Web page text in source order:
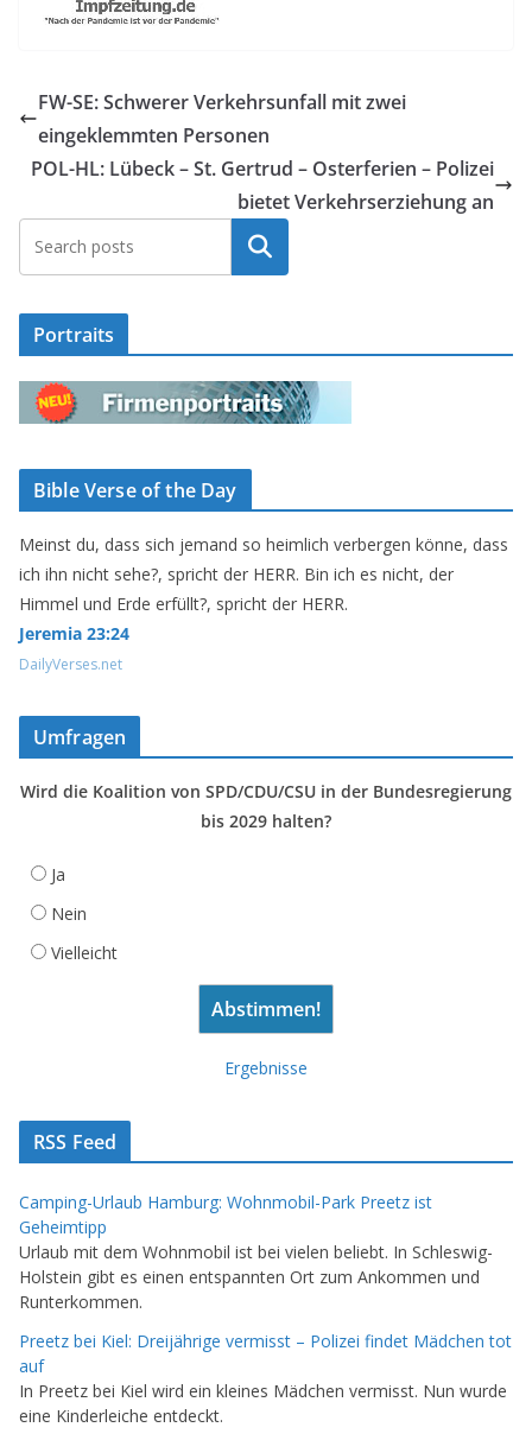
FW-SE: Schwerer Verkehrsunfall mit zwei
eingeklemmten Personen
POL-HL: Lübeck – St. Gertrud – Osterferien – Polizei
bietet Verkehrserziehung an
Suchen
Portraits
Bible Verse of the Day
Meinst du, dass sich jemand so heimlich verbergen könne, dass
ich ihn nicht sehe?, spricht der HERR. Bin ich es nicht, der
Himmel und Erde erfüllt?, spricht der HERR.
Jeremia 23:24
DailyVerses.net
Umfragen
Wird die Koalition von SPD/CDU/CSU in der Bundesregierung
bis 2029 halten?
Ja
Nein
Vielleicht
Ergebnisse
RSS Feed
Camping-Urlaub Hamburg: Wohnmobil-Park Preetz ist
Geheimtipp
Urlaub mit dem Wohnmobil ist bei vielen beliebt. In Schleswig-
Holstein gibt es einen entspannten Ort zum Ankommen und
Runterkommen.
Preetz bei Kiel: Dreijährige vermisst – Polizei findet Mädchen tot
auf
In Preetz bei Kiel wird ein kleines Mädchen vermisst. Nun wurde
eine Kinderleiche entdeckt.